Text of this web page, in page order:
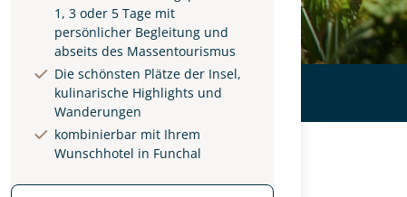
1, 3 oder 5 Tage mit
persönlicher Begleitung und
abseits des Massentourismus
Die schönsten Plätze der Insel,
kulinarische Highlights und
Wanderungen
kombinierbar mit Ihrem
Wunschhotel in Funchal